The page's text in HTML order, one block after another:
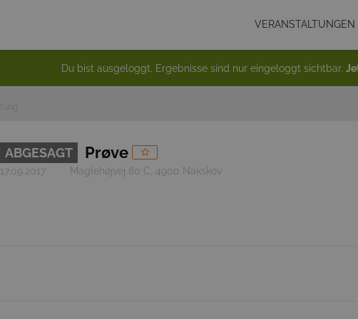
VERANSTALTUNGEN
Du bist ausgeloggt. Ergebnisse sind nur eingeloggt sichtbar.
ABGESAGT Prøve
17.09.2017 Maglehøjvej 80 C, 4900 Nakskov